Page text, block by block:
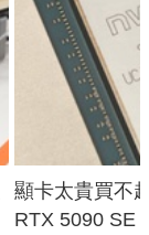
顯卡太貴買不
RTX 5090 SE